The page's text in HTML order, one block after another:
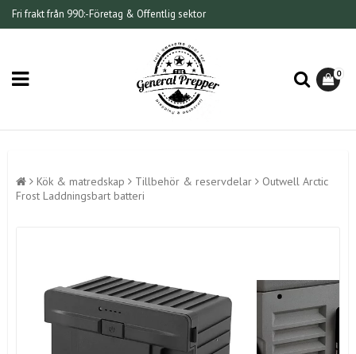
Fri frakt från 990:-Företag & Offentlig sektor
0
Kök & matredskap Tillbehör & reservdelar
Outwell Arctic
Frost Laddningsbart batteri